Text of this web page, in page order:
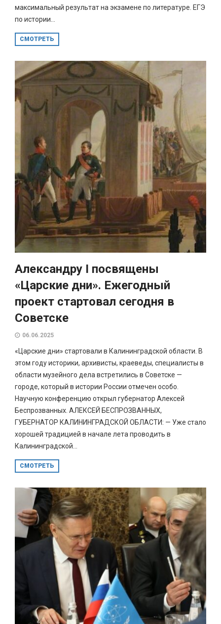
максимальный результат на экзамене по литературе. ЕГЭ
по истории...
СМОТРЕТЬ
Александру I посвящены
«Царские дни». Ежегодный
проект стартовал сегодня в
Советске
06.06.2025
«Царские дни» стартовали в Калининградской области. В
этом году историки, архивисты, краеведы, специалисты в
области музейного дела встретились в Советске —
городе, который в истории России отмечен особо.
Научную конференцию открыл губернатор Алексей
Беспрозванных. АЛЕКСЕЙ БЕСПРОЗВАННЫХ,
ГУБЕРНАТОР КАЛИНИНГРАДСКОЙ ОБЛАСТИ: — Уже стало
хорошей традицией в начале лета проводить в
Калининградской...
СМОТРЕТЬ